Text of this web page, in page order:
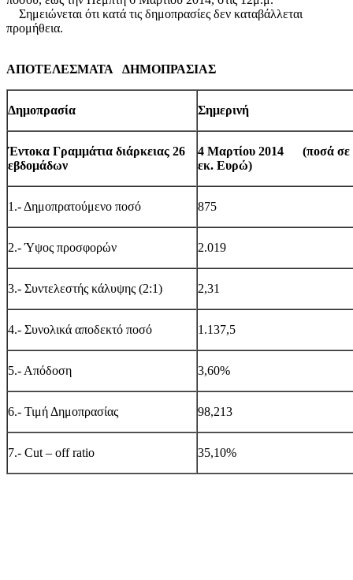
Σημειώνεται ότι κατά τις δημοπρασίες δεν καταβάλλεται
προμήθεια.
ΑΠΟΤΕΛΕΣΜΑΤΑ ΔΗΜΟΠΡΑΣΙΑΣ
Δημοπρασία Σημερινή
Έντοκα Γραμμάτια διάρκειας 26
εβδομάδων
4 Μαρτίου 2014 (ποσά σε
εκ. Ευρώ)
1.- Δημοπρατούμενο ποσό 875
2.- Ύψος προσφορών 2.019
3.- Συντελεστής κάλυψης (2:1) 2,31
4.- Συνολικά αποδεκτό ποσό 1.137,5
5.- Απόδοση 3,60%
6.- Τιμή Δημοπρασίας 98,213
7.- Cut – off ratio 35,10%